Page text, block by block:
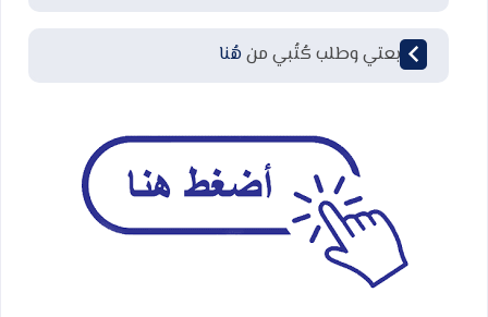
لمتابعتي وطلب كُتُبي من هُنا